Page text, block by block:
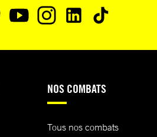
NOS COMBATS
Tous nos combats